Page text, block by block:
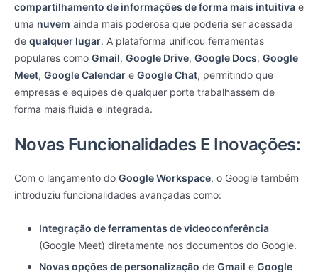
compartilhamento de informações de forma mais intuitiva e
uma nuvem ainda mais poderosa que poderia ser acessada
de qualquer lugar. A plataforma unificou ferramentas
populares como Gmail, Google Drive, Google Docs, Google
Meet, Google Calendar e Google Chat, permitindo que
empresas e equipes de qualquer porte trabalhassem de
forma mais fluida e integrada.
Novas Funcionalidades E Inovações:
Com o lançamento do Google Workspace, o Google também
introduziu funcionalidades avançadas como:
Integração de ferramentas de videoconferência
(Google Meet) diretamente nos documentos do Google.
Novas opções de personalização de Gmail e Google